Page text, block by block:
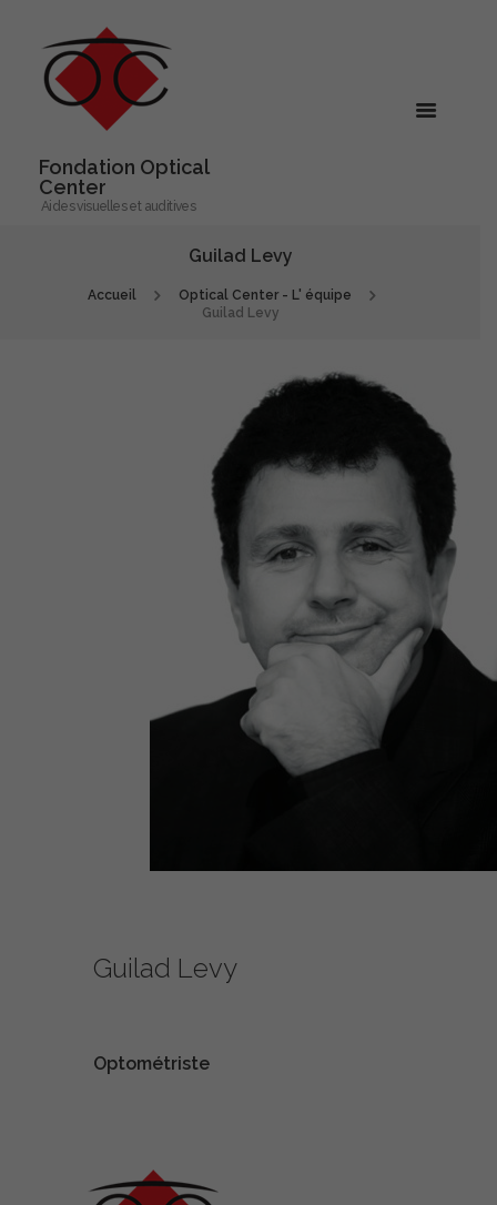
Fondation Optical
Center
Aides visuelles et auditives
Guilad Levy
Accueil
Optical Center - L' équipe
Guilad Levy
Guilad Levy
Optométriste